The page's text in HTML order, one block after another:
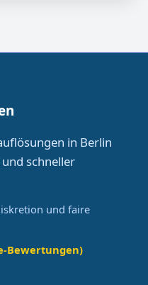
in Berlin
schneller
und faire
Bewertungen)